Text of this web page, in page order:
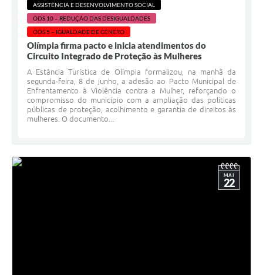
ASSISTÊNCIA E DESENVOLVIMENTO SOCIAL
ODS 10 – REDUÇÃO DAS DESIGUALDADES
ODS 5 – IGUALDADE DE GÊNERO
Olímpia firma pacto e inicia atendimentos do
Circuito Integrado de Proteção às Mulheres
A Estância Turística de Olímpia formalizou, na manhã da
segunda-feira, 8 de junho, a adesão ao Pacto Municipal de
Enfrentamento à Violência contra a Mulher, reforçando o
compromisso do município com a ampliação das políticas
públicas de proteção, acolhimento e garantia de direitos às
mulheres. O documento...
MAI
22